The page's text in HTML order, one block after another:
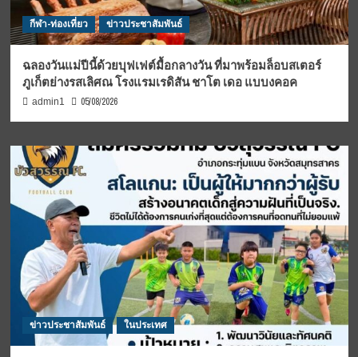
กีฬา-ท่องเที่ยว ข่าวประชาสัมพันธ์
ฉลองวันแม่ปีนี้ด้วยบุฟเฟต์มื้อกลางวัน ที่มาพร้อมล็อบสเตอร์
ภูเก็ตย่างรสเลิศณ โรงแรมเรดิสัน ชาโต เดอ แบบงคอค
admin1 05/08/2026
ข่าวประชาสัมพันธ์ ในประเทศ